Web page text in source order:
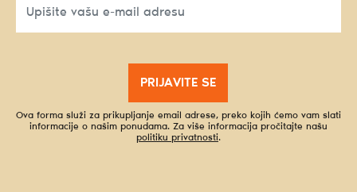
PRIJAVITE SE
Ova forma služi za prikupljanje email adrese, preko kojih ćemo vam slati
informacije o našim ponudama. Za više informacija pročitajte našu
politiku privatnosti.